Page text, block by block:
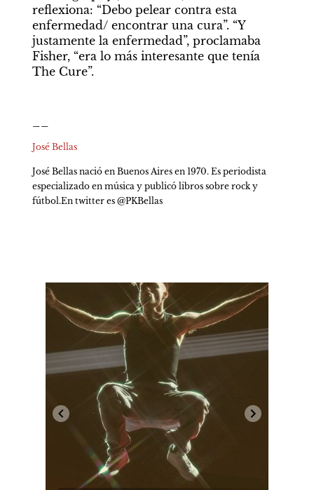
reflexiona: “Debo pelear contra esta
enfermedad/ encontrar una cura”. “Y
justamente la enfermedad”, proclamaba
Fisher, “era lo más interesante que tenía
The Cure”.
José Bellas
José Bellas nació en Buenos Aires en 1970. Es periodista
especializado en música y publicó libros sobre rock y
fútbol.En twitter es @PKBellas